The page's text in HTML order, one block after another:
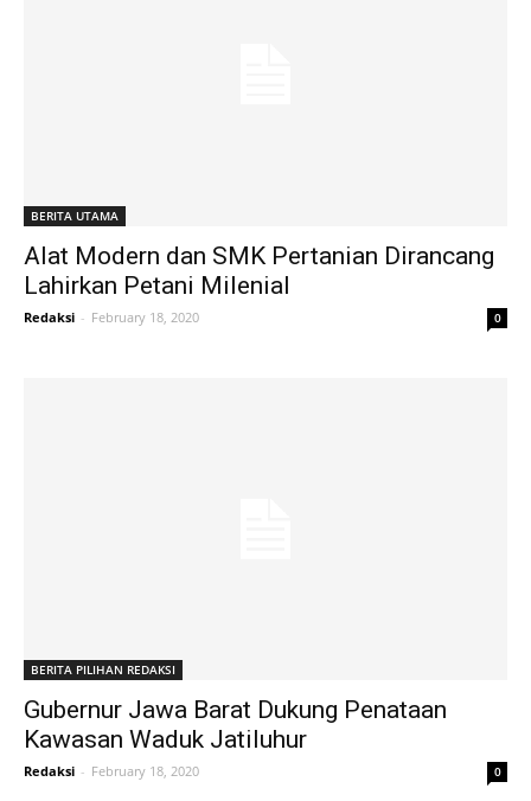
BERITA UTAMA
Alat Modern dan SMK Pertanian Dirancang
Lahirkan Petani Milenial
Redaksi - February 18, 2020 0
BERITA PILIHAN REDAKSI
Gubernur Jawa Barat Dukung Penataan
Kawasan Waduk Jatiluhur
Redaksi - February 18, 2020 0